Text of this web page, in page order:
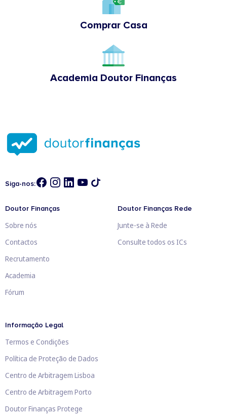
Comprar Casa
Academia Doutor Finanças
Siga-nos:
Doutor Finanças
Sobre nós
Contactos
Recrutamento
Academia
Fórum
Doutor Finanças Rede
Junte-se à Rede
Consulte todos os ICs
Informação Legal
Termos e Condições
Política de Proteção de Dados
Centro de Arbitragem Lisboa
Centro de Arbitragem Porto
Doutor Finanças Protege